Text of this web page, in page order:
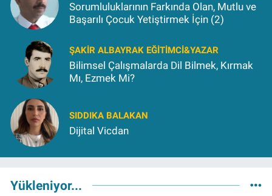
Sorumluluklarının Farkında Olan, Mutlu ve
Başarılı Çocuk Yetiştirmek İçin (2)
ŞAKIR ALBAYRAK EĞITIMCI&YAZAR
Bilimsel Çalışmalarda Dil Bilmek, Kırmak
Mı, Ezmek Mi?
SIDDIKA BALAKAN
Dijital Vicdan
Yükleniyor...